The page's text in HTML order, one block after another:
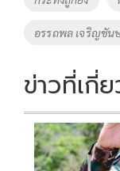
k
อรรถพล เจริญชัน
ข่าวที่เกี่